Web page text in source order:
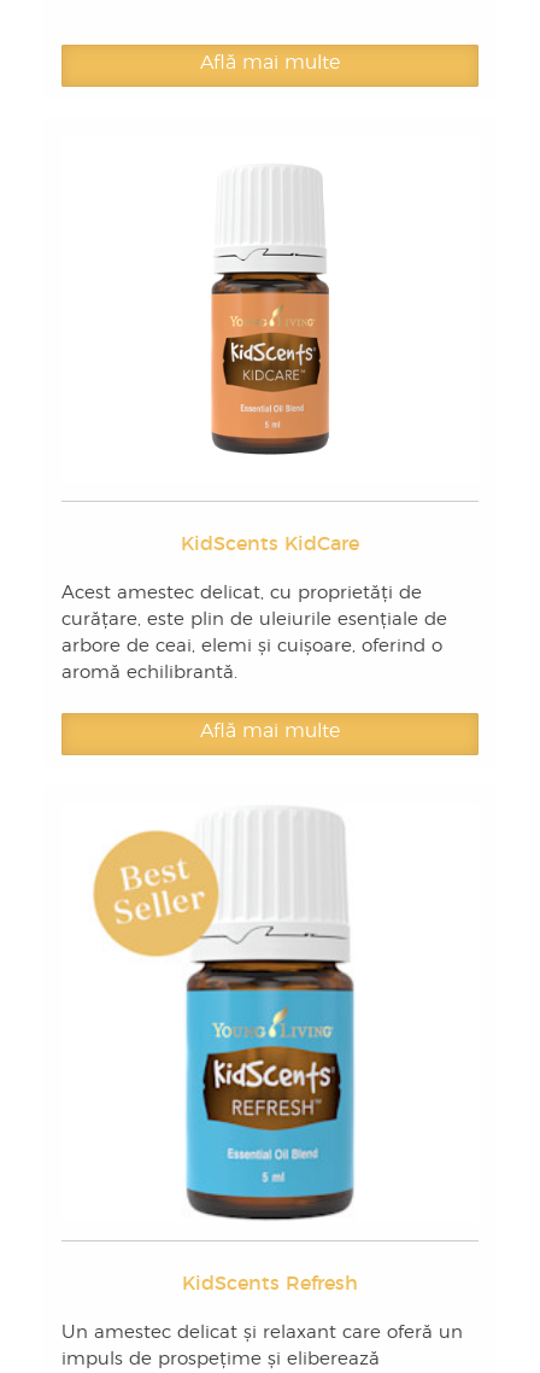
Află mai multe
KidScents KidCare
Acest amestec delicat, cu proprietăți de
curățare, este plin de uleiurile esențiale de
arbore de ceai, elemi și cuișoare, oferind o
aromă echilibrantă.
Află mai multe
KidScents Refresh
Un amestec delicat și relaxant care oferă un
impuls de prospețime și eliberează